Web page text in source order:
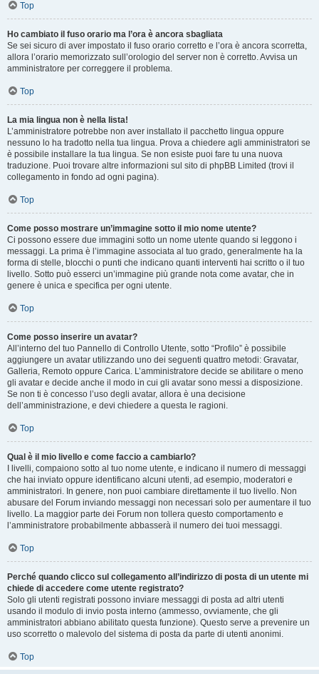
Top
Ho cambiato il fuso orario ma l’ora è ancora sbagliata
Se sei sicuro di aver impostato il fuso orario corretto e l’ora è ancora scorretta,
allora l’orario memorizzato sull’orologio del server non è corretto. Avvisa un
amministratore per correggere il problema.
Top
La mia lingua non è nella lista!
L’amministratore potrebbe non aver installato il pacchetto lingua oppure
nessuno lo ha tradotto nella tua lingua. Prova a chiedere agli amministratori se
è possibile installare la tua lingua. Se non esiste puoi fare tu una nuova
traduzione. Puoi trovare altre informazioni sul sito di phpBB Limited (trovi il
collegamento in fondo ad ogni pagina).
Top
Come posso mostrare un’immagine sotto il mio nome utente?
Ci possono essere due immagini sotto un nome utente quando si leggono i
messaggi. La prima è l’immagine associata al tuo grado, generalmente ha la
forma di stelle, blocchi o punti che indicano quanti interventi hai scritto o il tuo
livello. Sotto può esserci un’immagine più grande nota come avatar, che in
genere è unica e specifica per ogni utente.
Top
Come posso inserire un avatar?
All’interno del tuo Pannello di Controllo Utente, sotto “Profilo” è possibile
aggiungere un avatar utilizzando uno dei seguenti quattro metodi: Gravatar,
Galleria, Remoto oppure Carica. L’amministratore decide se abilitare o meno
gli avatar e decide anche il modo in cui gli avatar sono messi a disposizione.
Se non ti è concesso l’uso degli avatar, allora è una decisione
dell’amministrazione, e devi chiedere a questa le ragioni.
Top
Qual è il mio livello e come faccio a cambiarlo?
I livelli, compaiono sotto al tuo nome utente, e indicano il numero di messaggi
che hai inviato oppure identificano alcuni utenti, ad esempio, moderatori e
amministratori. In genere, non puoi cambiare direttamente il tuo livello. Non
abusare del Forum inviando messaggi non necessari solo per aumentare il tuo
livello. La maggior parte dei Forum non tollera questo comportamento e
l’amministratore probabilmente abbasserà il numero dei tuoi messaggi.
Top
Perché quando clicco sul collegamento all’indirizzo di posta di un utente mi
chiede di accedere come utente registrato?
Solo gli utenti registrati possono inviare messaggi di posta ad altri utenti
usando il modulo di invio posta interno (ammesso, ovviamente, che gli
amministratori abbiano abilitato questa funzione). Questo serve a prevenire un
uso scorretto o malevolo del sistema di posta da parte di utenti anonimi.
Top